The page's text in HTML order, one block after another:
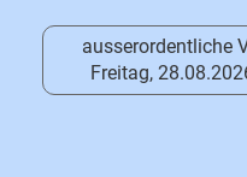
ausserordentliche
Freitag,